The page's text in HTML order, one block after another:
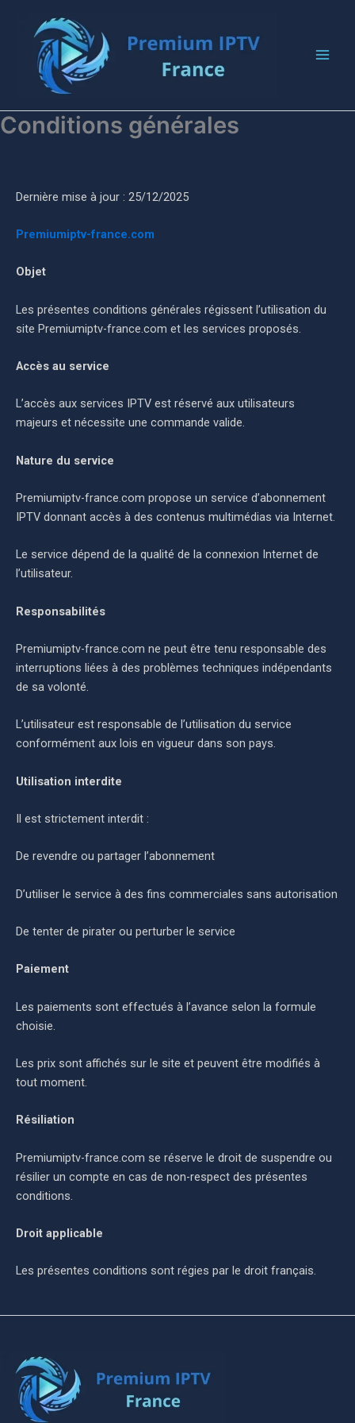
contenu
Conditions générales
Dernière mise à jour : 25/12/2025
Premiumiptv-france.com
Objet
Les présentes conditions générales régissent l’utilisation du
site Premiumiptv-france.com et les services proposés.
Accès au service
L’accès aux services IPTV est réservé aux utilisateurs
majeurs et nécessite une commande valide.
Nature du service
Premiumiptv-france.com propose un service d’abonnement
IPTV donnant accès à des contenus multimédias via Internet.
Le service dépend de la qualité de la connexion Internet de
l’utilisateur.
Responsabilités
Premiumiptv-france.com ne peut être tenu responsable des
interruptions liées à des problèmes techniques indépendants
de sa volonté.
L’utilisateur est responsable de l’utilisation du service
conformément aux lois en vigueur dans son pays.
Utilisation interdite
Il est strictement interdit :
De revendre ou partager l’abonnement
D’utiliser le service à des fins commerciales sans autorisation
De tenter de pirater ou perturber le service
Paiement
Les paiements sont effectués à l’avance selon la formule
choisie.
Les prix sont affichés sur le site et peuvent être modifiés à
tout moment.
Résiliation
Premiumiptv-france.com se réserve le droit de suspendre ou
résilier un compte en cas de non-respect des présentes
conditions.
Droit applicable
Les présentes conditions sont régies par le droit français.